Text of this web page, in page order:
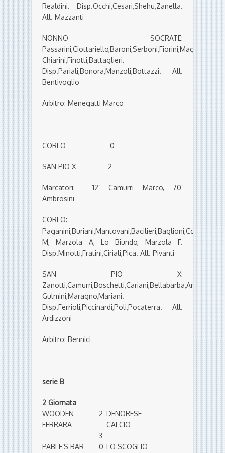
Realdini. Disp.Occhi,Cesari,Shehu,Zanella.
All. Mazzanti
NONNO SOCRATE:
Chiarini,Finotti,Battaglieri.
Disp.Pariali,Bonora,Manzoli,Bottazzi. All.
Bentivoglio
Arbitro: Menegatti Marco
CORLO 0
SAN PIO X 2
Marcatori: 12’ Camurri Marco, 70’
Ambrosini
CORLO:
M, Marzola A, Lo Biundo, Marzola F.
Disp.Minotti,Fratini,Ciriali,Pica. All. Pivanti
SAN PIO X:
Gulmini,Maragno,Mariani.
Disp.Ferrioli,Piccinardi,Poli,Pocaterra. All.
Ardizzoni
Arbitro: Bennici
serie B
2 Giornata
WOODEN
FERRARA
2
–
3
DENORESE
CALCIO
PABLE’S BAR
0 LO SCOGLIO